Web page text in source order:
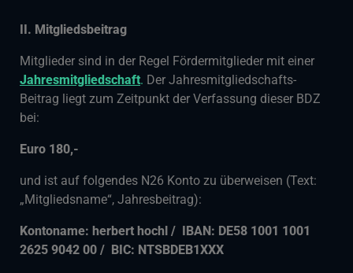
II. Mitgliedsbeitrag
Mitglieder sind in der Regel Fördermitglieder mit einer
Jahresmitgliedschaft. Der Jahresmitgliedschafts-
Beitrag liegt zum Zeitpunkt der Verfassung dieser BDZ
bei:
Euro 180,-
und ist auf folgendes N26 Konto zu überweisen (Text:
„Mitgliedsname“, Jahresbeitrag):
Kontoname: herbert hochl / IBAN: DE58 1001 1001
2625 9042 00 / BIC: NTSBDEB1XXX